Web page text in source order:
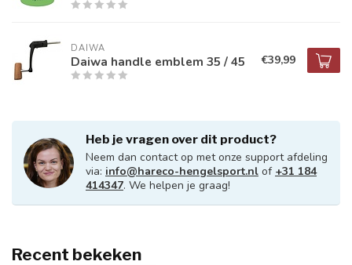
DAIWA
Daiwa handle emblem 35 / 45 €39,99
Heb je vragen over dit product?
Neem dan contact op met onze support afdeling
via: info@hareco-hengelsport.nl of +31 184
414347. We helpen je graag!
Recent bekeken